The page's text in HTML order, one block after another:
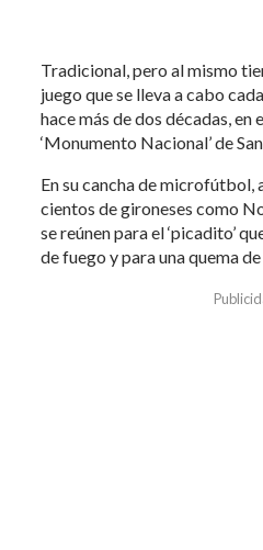
Tradicional, pero al mismo
juego que se lleva a cabo
hace más de dos décadas,
‘Monumento Nacional’ de
En su cancha de microfútbol,
cientos de gironeses como
se reúnen para el ‘picadito’
de fuego y para una quema